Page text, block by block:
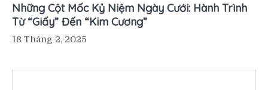
Những Cột Mốc Kỷ Niệm Ngày Cưới: Hành Trình
Từ “Giấy” Đến “Kim Cương”
18 Tháng 2, 2025